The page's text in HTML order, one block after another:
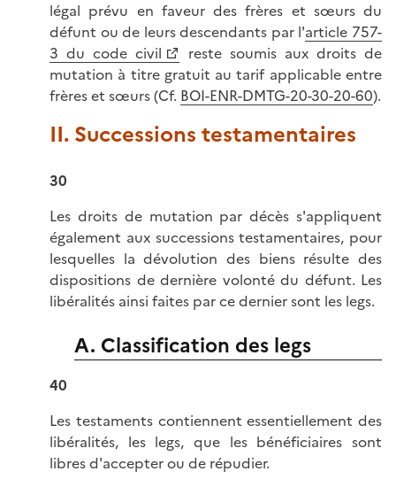
légal prévu en faveur des frères et sœurs du
défunt ou de leurs descendants par l'article 757-
3 du code civil
reste soumis aux droits de
mutation à titre gratuit au tarif applicable entre
frères et sœurs (Cf. BOI-ENR-DMTG-20-30-20-60).
II. Successions testamentaires
30
Les droits de mutation par décès s'appliquent
également aux successions testamentaires, pour
lesquelles la dévolution des biens résulte des
dispositions de dernière volonté du défunt. Les
libéralités ainsi faites par ce dernier sont les legs.
A. Classification des legs
40
Les testaments contiennent essentiellement des
libéralités, les legs, que les bénéficiaires sont
libres d'accepter ou de répudier.